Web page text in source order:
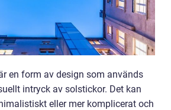
en form av design som används
intryck av solstickor. Det kan
eller mer komplicerat och